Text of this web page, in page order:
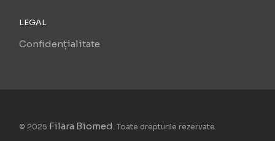
LEGAL
Confidențialitate
© 2025 Filara Biomed . Toate drepturile rezervate.